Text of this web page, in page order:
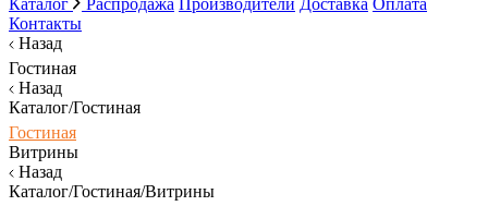
Каталог Распродажа Производители Доставка Оплата
Контакты
Назад
Гостиная
Назад
Каталог/Гостиная
Гостиная
Витрины
Назад
Каталог/Гостиная/Витрины